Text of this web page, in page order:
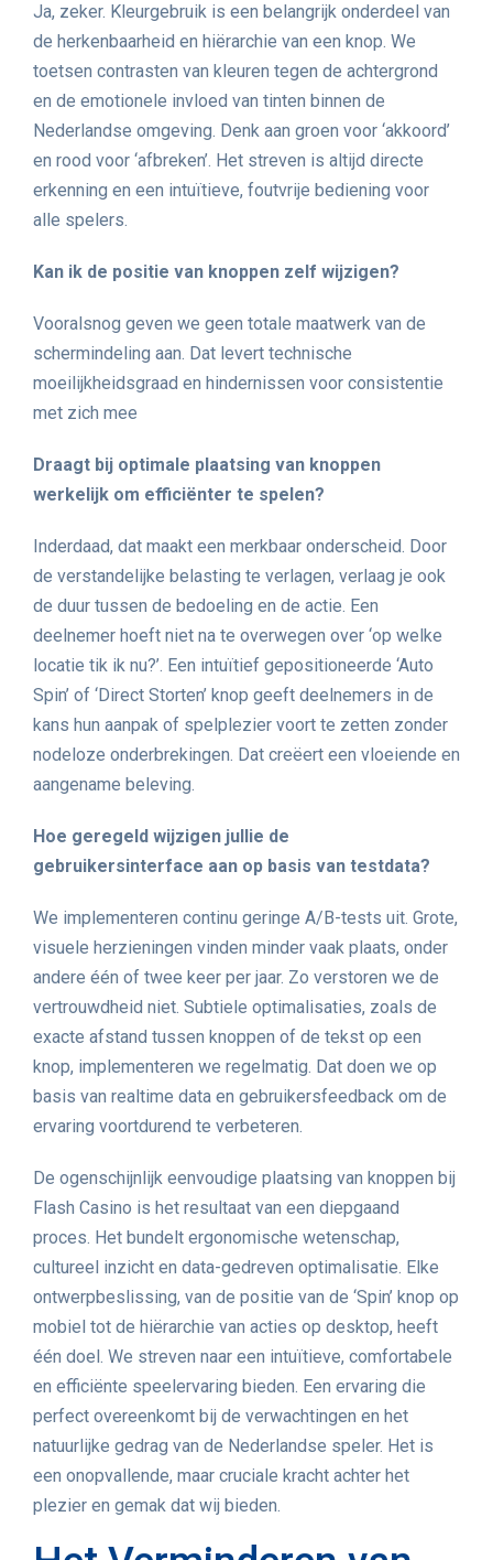
Ja, zeker. Kleurgebruik is een belangrijk onderdeel van
de herkenbaarheid en hiërarchie van een knop. We
toetsen contrasten van kleuren tegen de achtergrond
en de emotionele invloed van tinten binnen de
Nederlandse omgeving. Denk aan groen voor ‘akkoord’
en rood voor ‘afbreken’. Het streven is altijd directe
erkenning en een intuïtieve, foutvrije bediening voor
alle spelers.
Kan ik de positie van knoppen zelf wijzigen?
Vooralsnog geven we geen totale maatwerk van de
schermindeling aan. Dat levert technische
moeilijkheidsgraad en hindernissen voor consistentie
met zich mee
Draagt bij optimale plaatsing van knoppen
werkelijk om efficiënter te spelen?
Inderdaad, dat maakt een merkbaar onderscheid. Door
de verstandelijke belasting te verlagen, verlaag je ook
de duur tussen de bedoeling en de actie. Een
deelnemer hoeft niet na te overwegen over ‘op welke
locatie tik ik nu?’. Een intuïtief gepositioneerde ‘Auto
Spin’ of ‘Direct Storten’ knop geeft deelnemers in de
kans hun aanpak of spelplezier voort te zetten zonder
nodeloze onderbrekingen. Dat creëert een vloeiende en
aangename beleving.
Hoe geregeld wijzigen jullie de
gebruikersinterface aan op basis van testdata?
We implementeren continu geringe A/B-tests uit. Grote,
visuele herzieningen vinden minder vaak plaats, onder
andere één of twee keer per jaar. Zo verstoren we de
vertrouwdheid niet. Subtiele optimalisaties, zoals de
exacte afstand tussen knoppen of de tekst op een
knop, implementeren we regelmatig. Dat doen we op
basis van realtime data en gebruikersfeedback om de
ervaring voortdurend te verbeteren.
De ogenschijnlijk eenvoudige plaatsing van knoppen bij
Flash Casino is het resultaat van een diepgaand
proces. Het bundelt ergonomische wetenschap,
cultureel inzicht en data-gedreven optimalisatie. Elke
ontwerpbeslissing, van de positie van de ‘Spin’ knop op
mobiel tot de hiërarchie van acties op desktop, heeft
één doel. We streven naar een intuïtieve, comfortabele
en efficiënte speelervaring bieden. Een ervaring die
perfect overeenkomt bij de verwachtingen en het
natuurlijke gedrag van de Nederlandse speler. Het is
een onopvallende, maar cruciale kracht achter het
plezier en gemak dat wij bieden.